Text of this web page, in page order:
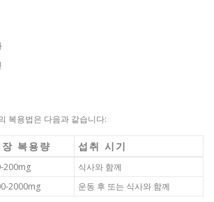
복용법은 다음과 같습니다:
장 복용량 섭취 시기
200mg
식사와 함께
2000mg 운동 후 또는 식사와 함께